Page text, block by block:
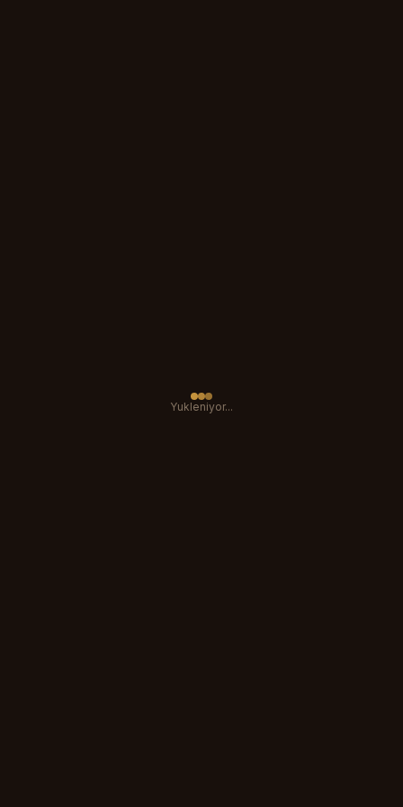
Yukleniyor...